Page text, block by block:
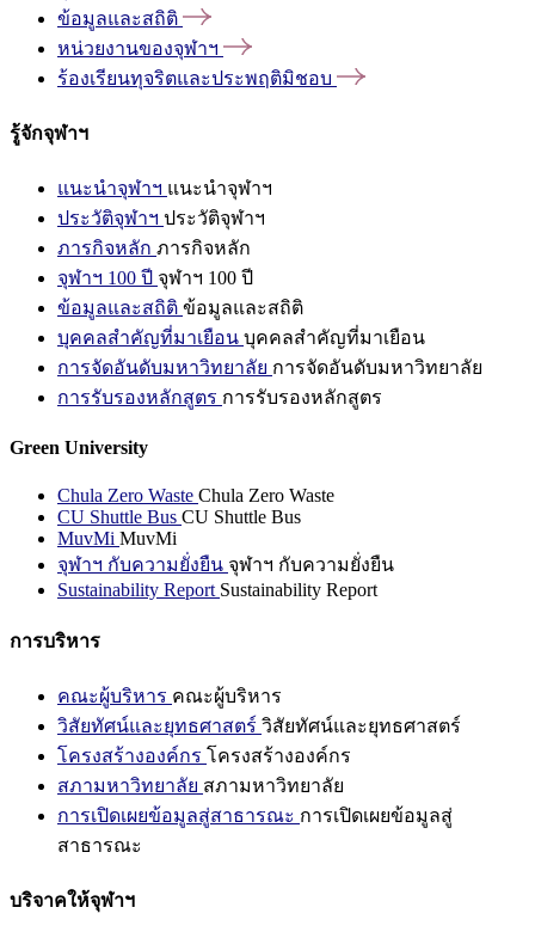
ข้อมูลและสถิติ
หน่วยงานของจุฬาฯ
ร้องเรียนทุจริตและประพฤติมิชอบ
รู้จักจุฬาฯ
แนะนำจุฬาฯ แนะนำจุฬาฯ
ประวัติจุฬาฯ ประวัติจุฬาฯ
ภารกิจหลัก ภารกิจหลัก
จุฬาฯ 100 ปี จุฬาฯ 100 ปี
ข้อมูลและสถิติ ข้อมูลและสถิติ
บุคคลสำคัญที่มาเยือน บุคคลสำคัญที่มาเยือน
การจัดอันดับมหาวิทยาลัย การจัดอันดับมหาวิทยาลัย
การรับรองหลักสูตร การรับรองหลักสูตร
Green University
Chula Zero Waste Chula Zero Waste
CU Shuttle Bus CU Shuttle Bus
MuvMi MuvMi
จุฬาฯ กับความยั่งยืน จุฬาฯ กับความยั่งยืน
Sustainability Report Sustainability Report
การบริหาร
คณะผู้บริหาร คณะผู้บริหาร
วิสัยทัศน์และยุทธศาสตร์ วิสัยทัศน์และยุทธศาสตร์
โครงสร้างองค์กร โครงสร้างองค์กร
สภามหาวิทยาลัย สภามหาวิทยาลัย
การเปิดเผยข้อมูลสู่สาธารณะ การเปิดเผยข้อมูลสู่
สาธารณะ
บริจาคให้จุฬาฯ